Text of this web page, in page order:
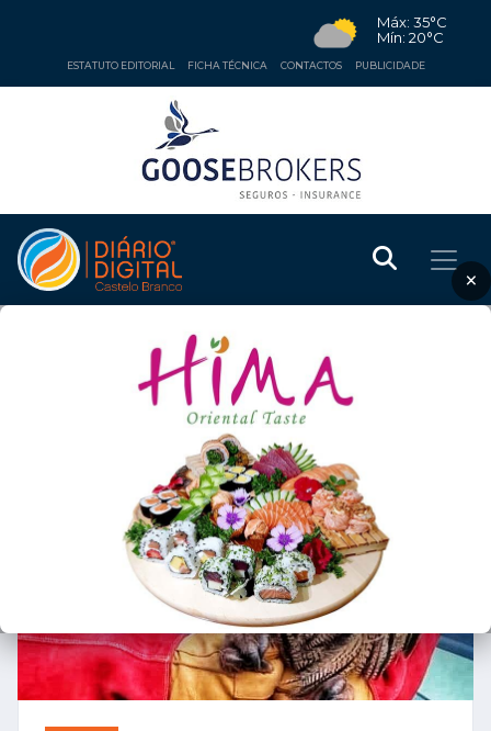
Máx: 35°C
Mín: 20°C
ESTATUTO EDITORIAL FICHA TÉCNICA CONTACTOS PUBLICIDADE
×